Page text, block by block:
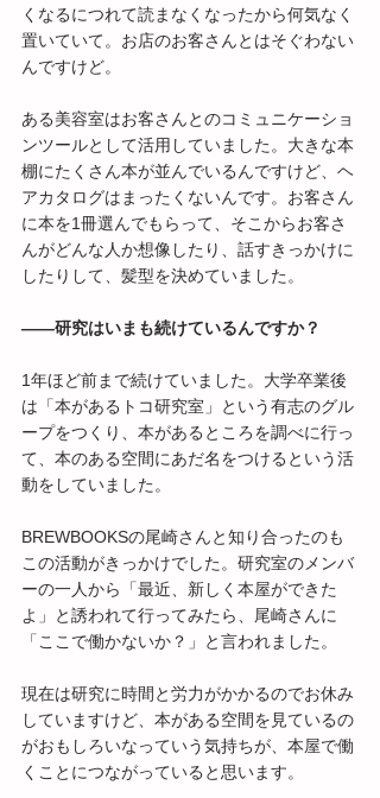
くなるにつれて読まなくなったから何気なく
置いていて。お店のお客さんとはそぐわない
んですけど。
ある美容室はお客さんとのコミュニケーショ
ンツールとして活用していました。大きな本
棚にたくさん本が並んでいるんですけど、ヘ
アカタログはまったくないんです。お客さん
に本を1冊選んでもらって、そこからお客さ
んがどんな人か想像したり、話すきっかけに
したりして、髪型を決めていました。
――研究はいまも続けているんですか？
1年ほど前まで続けていました。大学卒業後
は「本があるトコ研究室」という有志のグル
ープをつくり、本があるところを調べに行っ
て、本のある空間にあだ名をつけるという活
動をしていました。
BREWBOOKSの尾崎さんと知り合ったのも
この活動がきっかけでした。研究室のメンバ
ーの一人から「最近、新しく本屋ができた
よ」と誘われて行ってみたら、尾崎さんに
「ここで働かないか？」と言われました。
現在は研究に時間と労力がかかるのでお休み
していますけど、本がある空間を見ているの
がおもしろいなっていう気持ちが、本屋で働
くことにつながっていると思います。